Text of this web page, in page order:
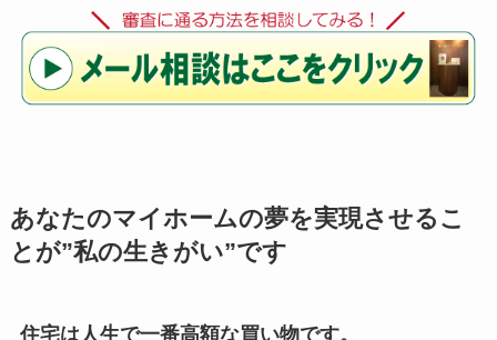
あなたのマイホームの夢を実現させるこ
とが”私の生きがい”です
住宅は人生で一番高額な買い物です。